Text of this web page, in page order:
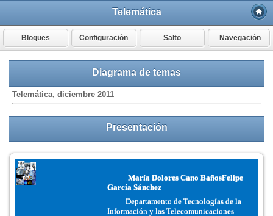
Telemática
Bloques Configuración Salto Navegación
Diagrama de temas
Telemática, diciembre 2011
Presentación
María Dolores Cano BañosFelipe
García Sánchez
Departamento de Tecnologías de la
Información y las Telecomunicaciones